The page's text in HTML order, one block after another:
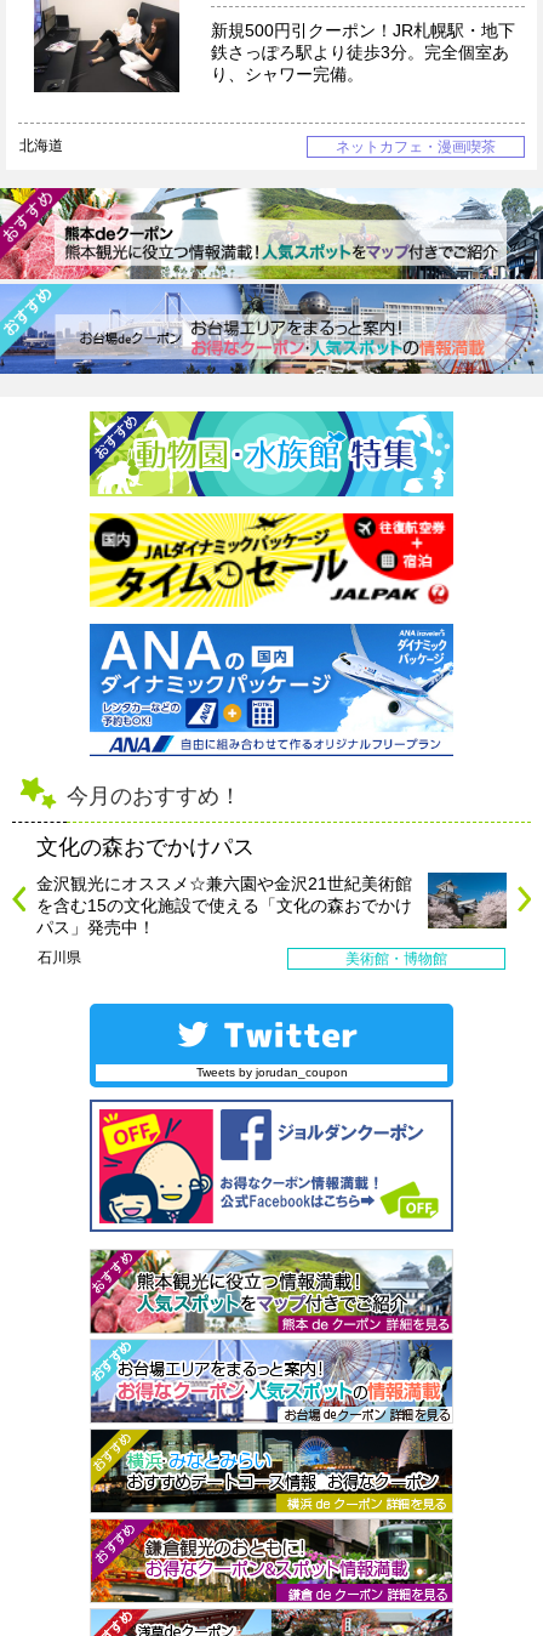
新規500円引クーポン！JR札幌駅・地下
鉄さっぽろ駅より徒歩3分。完全個室あ
り、シャワー完備。
北海道 ネットカフェ・漫画喫茶
今月のおすすめ！
文化の森おでかけパス
金沢観光にオススメ☆兼六園や金沢21世紀美術館
を含む15の文化施設で使える「文化の森おでかけ
パス」発売中！
石川県 美術館・博物館
Tweets by jorudan_coupon